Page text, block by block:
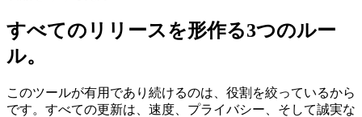
すべてのリリースを形作る3つのルー
ル。
このツールが有用であり続けるのは、役割を絞っているから
です。すべての更新は、速度、プライバシー、そして誠実な